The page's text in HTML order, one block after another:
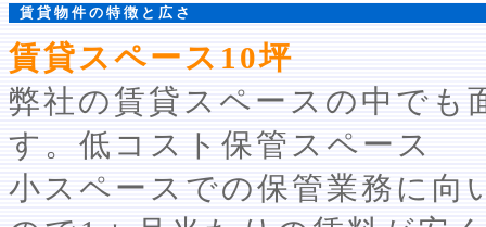
賃貸物件の特徴と広さ
賃貸スペース10坪
弊社の賃貸スペースの中で
す。低コスト保管スペース
小スペースでの保管業務に向